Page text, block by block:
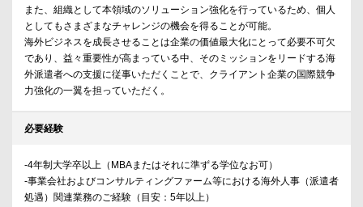
また、組織として本領域のソリューション強化を行っているため、個人
としてもさまざまなチャレンジの機会を得ることが可能。
海外ビジネスを成長させることは企業の価値最大化にとって必要不可欠
であり、益々重要性が高まっている中、そのミッションをリードする海
外派遣者への支援に従事いただくことで、クライアント企業の国際競争
力強化の一翼を担っていただく。
必要経験
-4年制大学卒以上（MBAまたはそれに準ずる学位なお可）
-事業会社およびコンサルティングファーム等における海外人事（派遣者
処遇）関連業務のご経験（目安：5年以上）